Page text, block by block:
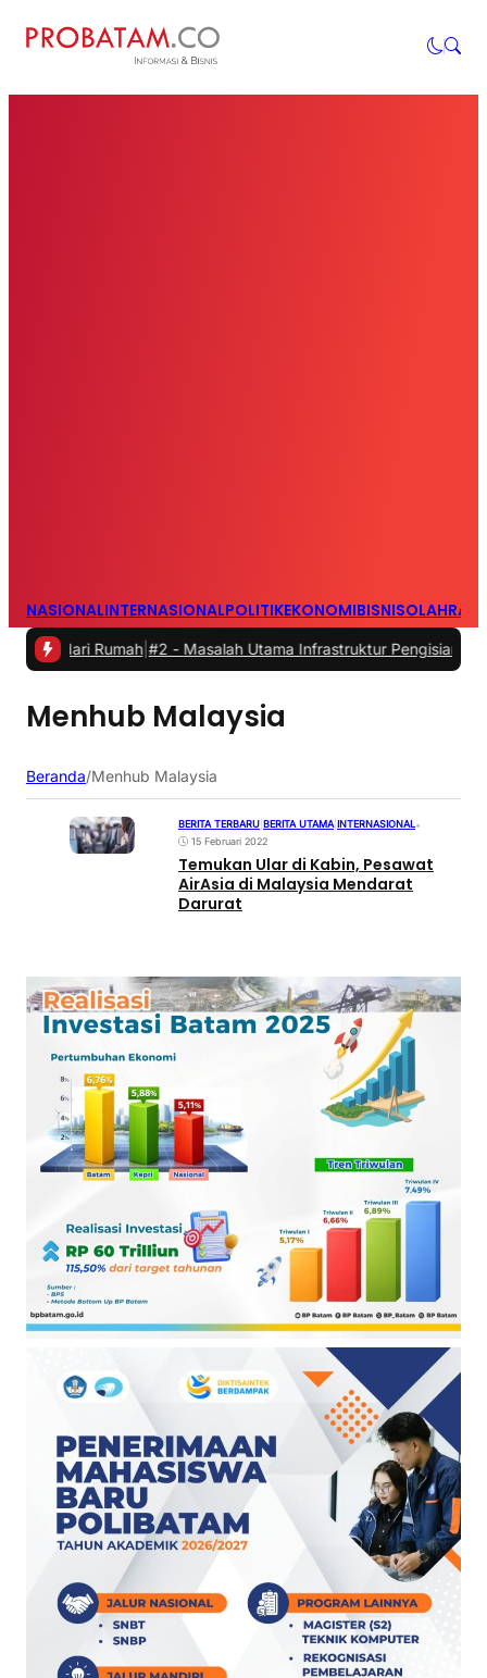
NASIONALINTERNASIONALPOLITIKEKONOMIBISNIS
Rumah| #2 -Masalah Utama Infrastruktur Pengisian Daya
Menhub Malaysia
Beranda/Menhub Malaysia
BERITA TERBARU BERITA UTAMA| INTERNASIONAL•
15 Februari 2022
Temukan Ular di Kabin, Pesawat
AirAsia di Malaysia Mendarat
Darurat